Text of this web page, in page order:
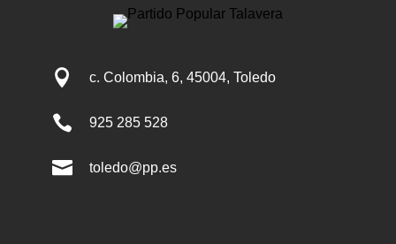
 c. Colombia, 6, 45004, Toledo
 925 285 528
 toledo@pp.es